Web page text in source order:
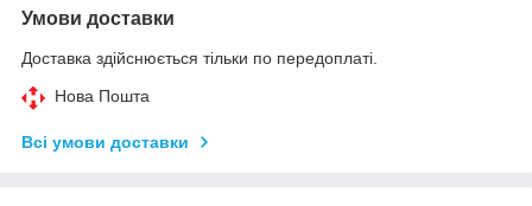
Умови доставки
Доставка здійснюється тільки по передоплаті.
Нова Пошта
Всі умови доставки